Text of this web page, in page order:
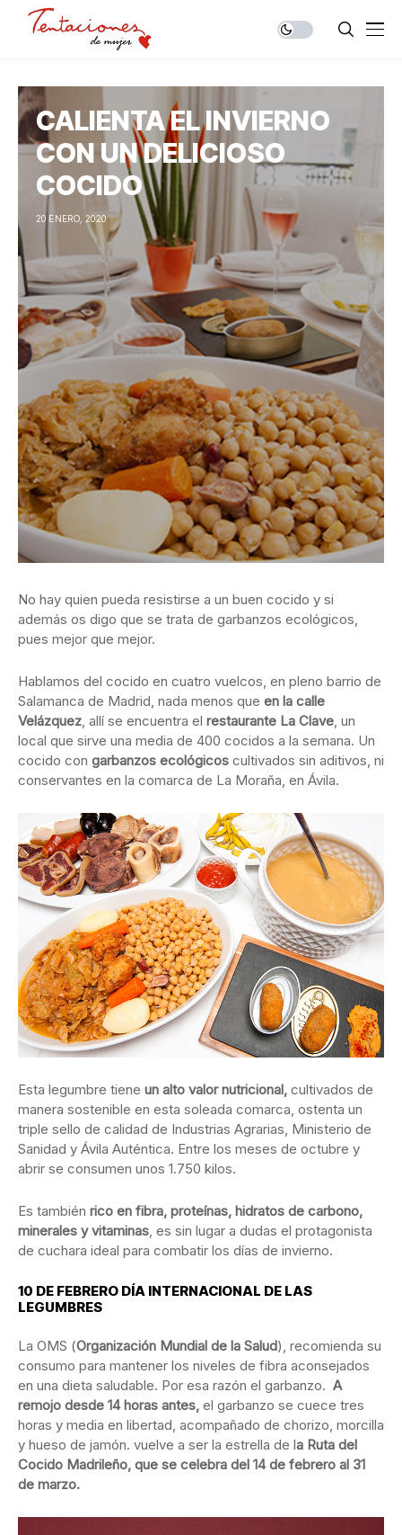
CALIENTA EL INVIERNO
CON UN DELICIOSO
COCIDO
20 ENERO, 2020
No hay quien pueda resistirse a un buen cocido y si
además os digo que se trata de garbanzos ecológicos,
pues mejor que mejor.
Hablamos del cocido en cuatro vuelcos, en pleno barrio de
Salamanca de Madrid, nada menos que en la calle
Velázquez, allí se encuentra el restaurante La Clave, un
local que sirve una media de 400 cocidos a la semana. Un
cocido con garbanzos ecológicos cultivados sin aditivos, ni
conservantes en la comarca de La Moraña, en Ávila.
Esta legumbre tiene un alto valor nutricional, cultivados de
manera sostenible en esta soleada comarca, ostenta un
triple sello de calidad de Industrias Agrarias, Ministerio de
Sanidad y Ávila Auténtica. Entre los meses de octubre y
abrir se consumen unos 1.750 kilos.
Es también rico en fibra, proteínas, hidratos de carbono,
minerales y vitaminas, es sin lugar a dudas el protagonista
de cuchara ideal para combatir los días de invierno.
10 DE FEBRERO DÍA INTERNACIONAL DE LAS
LEGUMBRES
La OMS (Organización Mundial de la Salud), recomienda su
consumo para mantener los niveles de fibra aconsejados
en una dieta saludable. Por esa razón el garbanzo. A
remojo desde 14 horas antes, el garbanzo se cuece tres
horas y media en libertad, acompañado de chorizo, morcilla
y hueso de jamón. vuelve a ser la estrella de la Ruta del
Cocido Madrileño, que se celebra del 14 de febrero al 31
de marzo.